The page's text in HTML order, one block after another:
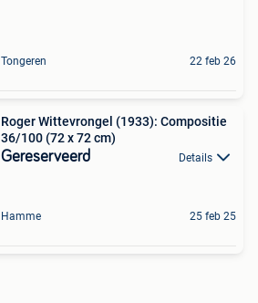
Tongeren 22 feb 26
Roger Wittevrongel (1933): Compositie
36/100 (72 x 72 cm)
Gereserveerd Details
Hamme 25 feb 25